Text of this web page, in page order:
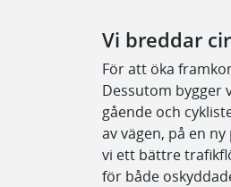
Vi breddar
För att öka
Dessutom bygger
gående och
av vägen, på en
vi ett bättre
för både